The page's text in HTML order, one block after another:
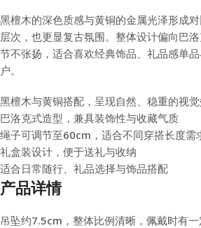
黑檀木的深色质感与黄铜的金属光泽形成
层次，也更显复古氛围。整体设计偏向巴
节不张扬，适合喜欢经典饰品、礼品感单
户。
黑檀木与黄铜搭配，呈现自然、稳重的视
巴洛克式造型，兼具装饰性与收藏气质
绳子可调节至60cm，适合不同穿搭长度需
礼盒装设计，便于送礼与收纳
适合日常随行、礼品选择与饰品搭配
产品详情
吊坠约7.5cm，整体比例清晰，佩戴时有